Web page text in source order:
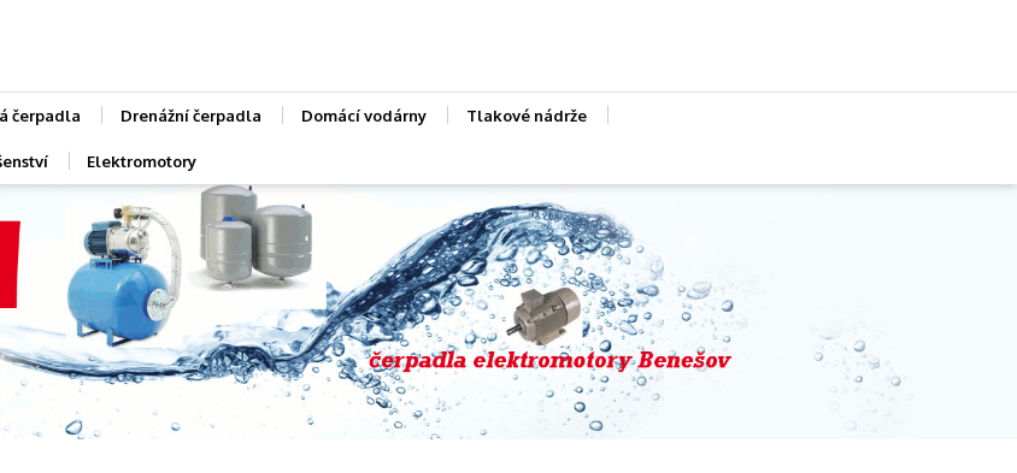
čerpadla Drenážní čerpadla Domácí vodárny Tlakové nádrže
Elektromotory